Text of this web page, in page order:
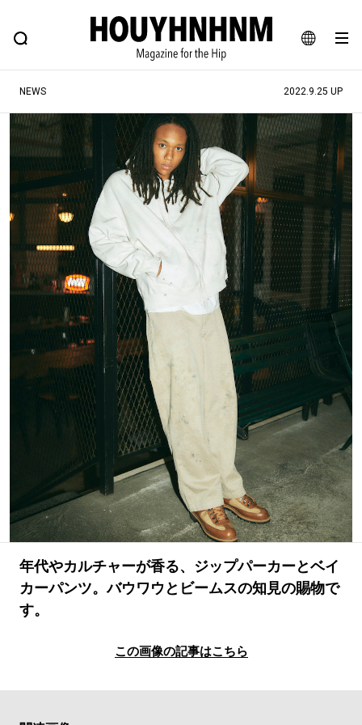
JA
EN
FEATURE BLOG SNAP
ヒップなファッション、カルチャー、ライフスタイルWEBマガジン
#注目のタグ
#SHOPPING ADDICT #憧れの逸品
#ESSENTIAL DESIGNS #古着サミット
#NEW VINTAGE #マイナーグッド図鑑
#路地裏てぃーん。 #MONTHLY JOURNAL
#GH 銘品の所以 #フイナムのYouTube
#Commune H #FOCUS IT #AH.H
#ととけん #FASHION #MUSIC #MOVIE
#LIFESTYLE #SNEAKER #OUTDOOR
#SPORTS #HANDSOME HANDBOOK
NEWS 2022.9.25 UP
年代やカルチャーが香る、ジップパーカーとベイ
カーパンツ。バウワウとビームスの知見の賜物で
す。
この画像の記事はこちら